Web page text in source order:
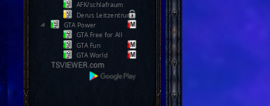
AFK/schlafraum
Derus Leitzentrum
GTA Power
GTA Free for All
GTA Fun
GTA World